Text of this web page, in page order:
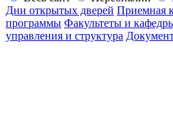
Дни открытых дверей Приемная
программы Факультеты и
управления и структура